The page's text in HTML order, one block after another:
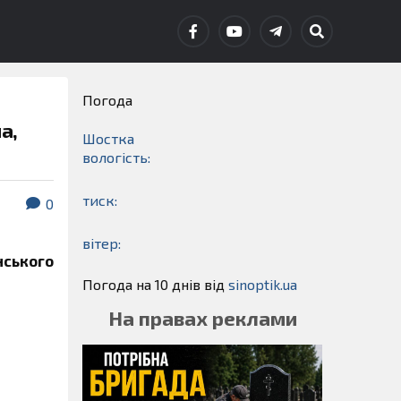
0
Погода
Шостка
вологість:
тиск:
вітер:
Погода на 10 днів від sinoptik.ua
На правах реклами